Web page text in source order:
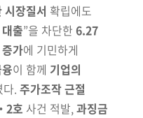
시장질서 확립에도
출”을 차단한 6.27
가에 기민하게
이 함께 기업의
다. 주가조작근절
호 사건 적발,과징금